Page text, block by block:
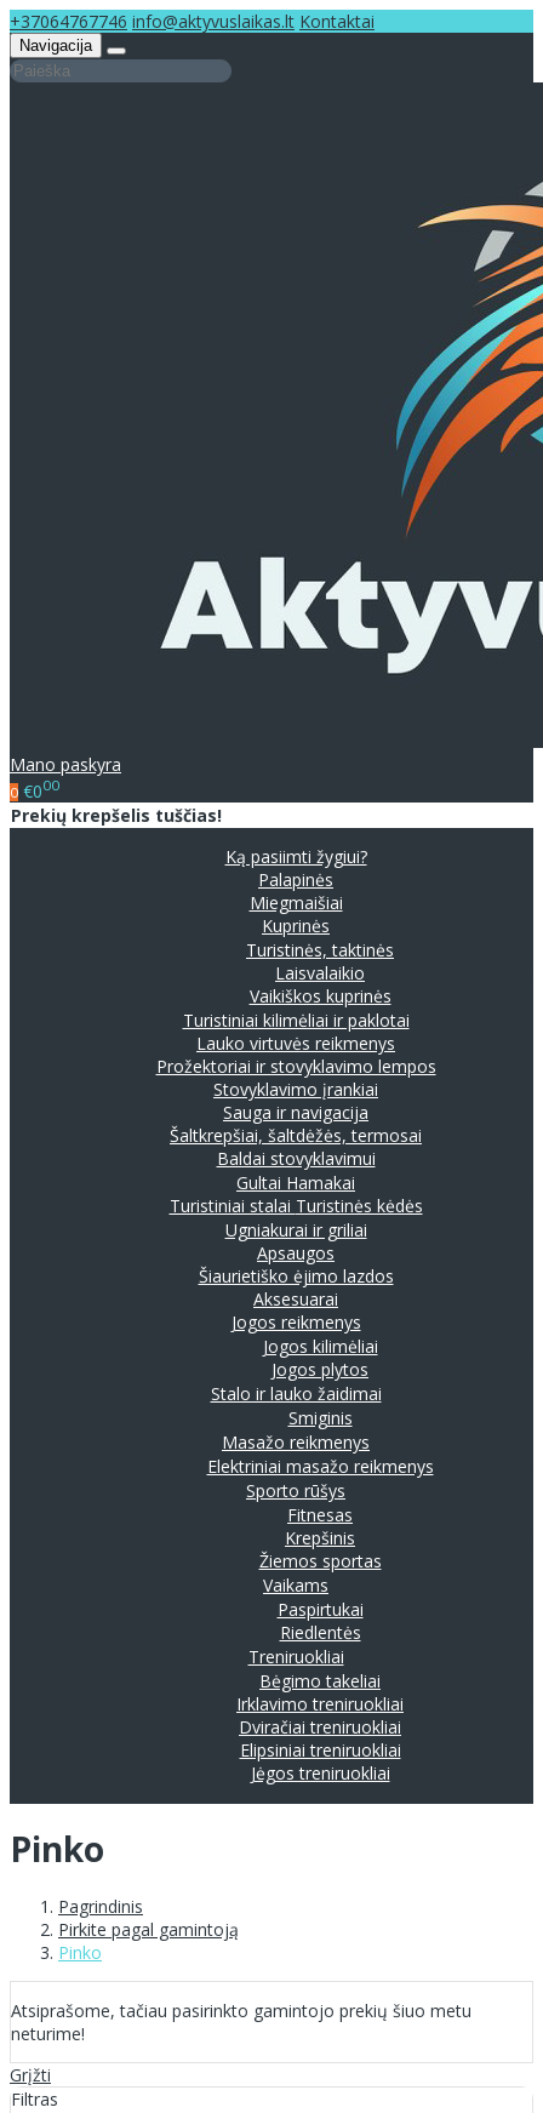
+37064767746 info@aktyvuslaikas.lt Kontaktai
Navigacija
Mano paskyra
0 €000
Prekių krepšelis tuščias!
Ką pasiimti žygiui?
Palapinės
Miegmaišiai
Kuprinės
Turistinės, taktinės
Laisvalaikio
Vaikiškos kuprinės
Turistiniai kilimėliai ir paklotai
Lauko virtuvės reikmenys
Prožektoriai ir stovyklavimo lempos
Stovyklavimo įrankiai
Sauga ir navigacija
Šaltkrepšiai, šaltdėžės, termosai
Baldai stovyklavimui
Gultai Hamakai
Turistiniai stalai Turistinės kėdės
Ugniakurai ir griliai
Apsaugos
Šiaurietiško ėjimo lazdos
Aksesuarai
Jogos reikmenys
Jogos kilimėliai
Jogos plytos
Stalo ir lauko žaidimai
Smiginis
Masažo reikmenys
Elektriniai masažo reikmenys
Sporto rūšys
Fitnesas
Krepšinis
Žiemos sportas
Vaikams
Paspirtukai
Riedlentės
Treniruokliai
Bėgimo takeliai
Irklavimo treniruokliai
Dviračiai treniruokliai
Elipsiniai treniruokliai
Jėgos treniruokliai
Pinko
Pagrindinis
Pirkite pagal gamintoją
Pinko
Atsiprašome, tačiau pasirinkto gamintojo prekių šiuo metu
neturime!
Grįžti
Filtras